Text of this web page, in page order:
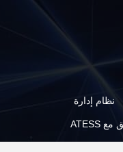
نظام إدارة
البطارية Lifepo4 البطارية BMS BMU متوافق مع ATESS